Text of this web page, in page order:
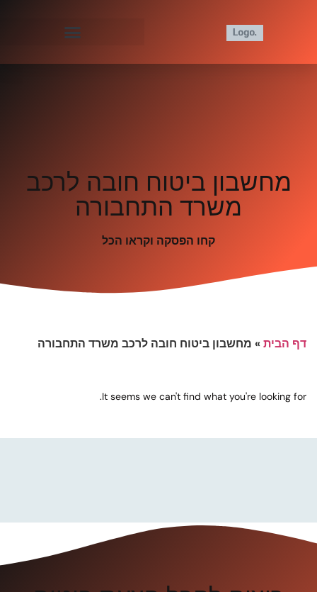
מחשבון ביטוח חובה לרכב
משרד התחבורה
קחו הפסקה וקראו הכל
דף הבית» מחשבון ביטוח חובה לרכב משרד התחבורה
It seems we can't find what you're looking for.